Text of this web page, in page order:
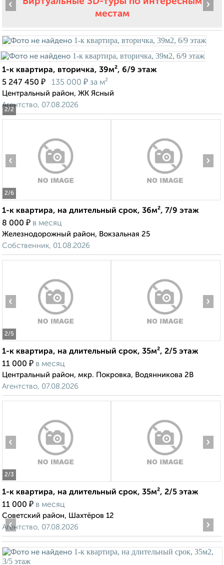
местам
2/2
‹ ›
1-к квартира, вторичка, 39м², 6/9 этаж
5 247 450 ₽ 135 000 ₽ за м²
Центральный район, ЖК Ясный
Агентство, 07.08.2026
2/6
‹ ›
1-к квартира, на длительный срок, 36м², 7/9 этаж
8 000 ₽ в месяц
Железнодорожный район, Вокзальная 25
Собственник, 01.08.2026
2/5
‹ ›
1-к квартира, на длительный срок, 35м², 2/5 этаж
11 000 ₽ в месяц
Центральный район, мкр. Покровка, Водянникова 2В
Агентство, 07.08.2026
2/3
‹ ›
1-к квартира, на длительный срок, 35м², 2/5 этаж
11 000 ₽ в месяц
Советский район, Шахтёров 12
Агентство, 07.08.2026
‹ ›